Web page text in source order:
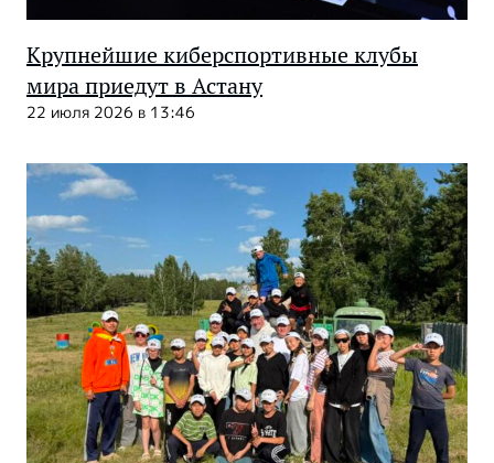
Крупнейшие киберспортивные клубы
мира приедут в Астану
22 июля 2026 в 13:46